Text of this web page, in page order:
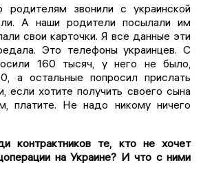
звонили с украинской
А наши родители посылали им
свои карточки. Я все данные эти
Это телефоны украинцев. С
160 тысяч, у него не было,
а остальные попросил прислать
если хотите получить своего сына
платите. Не надо никому ничего
контрактников те, кто не хочет
на Украине? И что с ними